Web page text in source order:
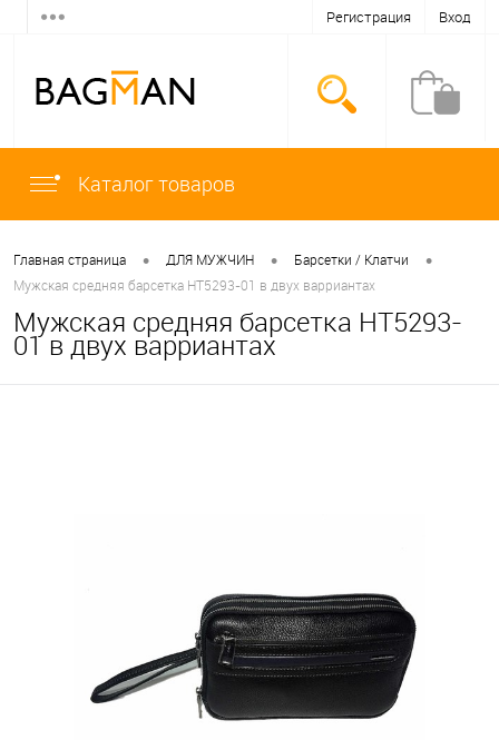
Регистрация Вход
Каталог товаров
Главная страница • ДЛЯ МУЖЧИН • Барсетки / Клатчи •
Мужская средняя барсетка HT5293-01 в двух варриантах
Мужская средняя барсетка HT5293-
01 в двух варриантах